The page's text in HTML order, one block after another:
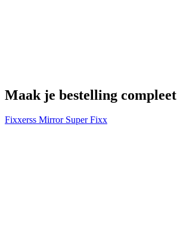
Maak je bestelling compleet
Fixxerss Mirror Super Fixx